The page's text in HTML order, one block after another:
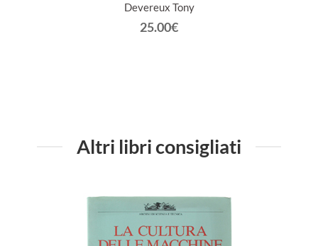
Devereux Tony
25.00€
Altri libri consigliati